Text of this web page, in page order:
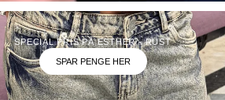
SPECIAL PRIS PÅ ESTHER - RUST
SPAR PENGE HER